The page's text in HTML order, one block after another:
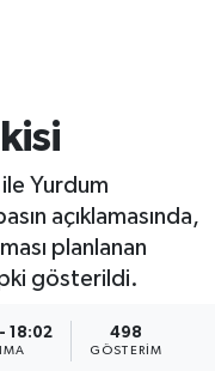
Yurdum
açıklamasında,
planlanan
gösterildi.
18:02 498
GÖSTERIM